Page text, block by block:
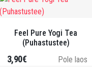
Feel Pure Yogi Tea
(Puhastustee)
Pole laos
3,90€